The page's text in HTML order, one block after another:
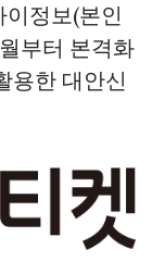
정보(본인
부터 본격화
용한 대안신